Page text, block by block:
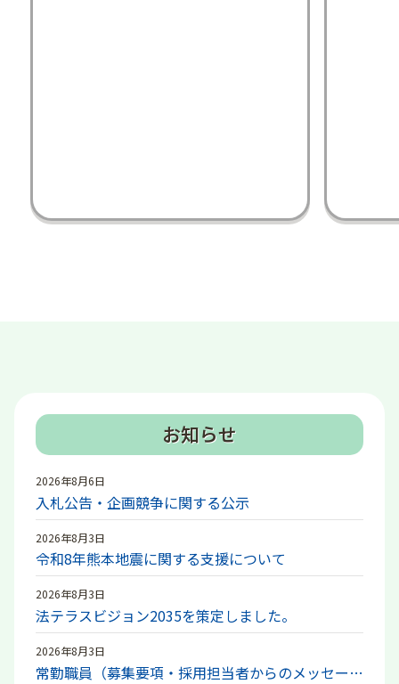
お知らせ
2026年8月6日
入札公告・企画競争に関する公示
2026年8月3日
令和8年熊本地震に関する支援について
2026年8月3日
法テラスビジョン2035を策定しました。
2026年8月3日
常勤職員（募集要項・採用担当者からのメッセージ）